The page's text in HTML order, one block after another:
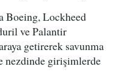
Boeing, Lockheed
ve Palantir
getirerek savunma
nezdinde girişimlerde